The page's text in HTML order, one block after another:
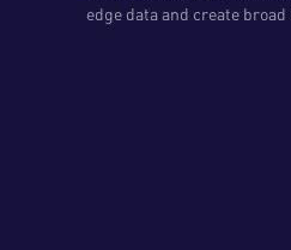
edge data and create